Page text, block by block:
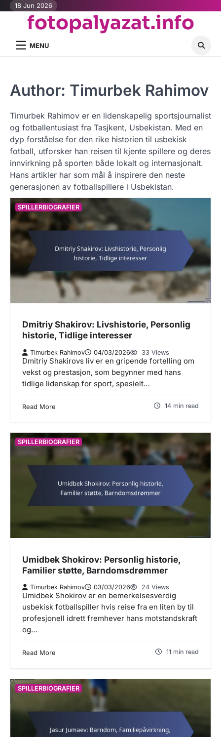
Skip18 Jun 2026
fotopalyazat.info
MENU
Author: Timurbek Rahimov
Timurbek Rahimov er en lidenskapelig sportsjournalist
og fotballentusiast fra Tasjkent, Usbekistan. Med en
dyp forståelse for den rike historien til usbekisk
fotball, utforsker han reisen til kjente spillere og deres
innvirkning på sporten både lokalt og internasjonalt.
Hans artikler har som mål å inspirere den neste
generasjonen av fotballspillere i Usbekistan.
SPILLERBIOGRAFIER
Dmitriy Shakirov: Livshistorie, Personlig
historie, Tidlige interesser
Timurbek Rahimov 04/03/2026 33 Views
Dmitriy Shakirovs liv er en gripende fortelling om
vekst og prestasjon, som begynner med hans
tidlige lidenskap for sport, spesielt…
Read More 14 min read
SPILLERBIOGRAFIER
Umidbek Shokirov: Personlig historie,
Familier støtte, Barndomsdrømmer
Timurbek Rahimov 03/03/2026 24 Views
Umidbek Shokirov er en bemerkelsesverdig
usbekisk fotballspiller hvis reise fra en liten by til
profesjonell idrett fremhever hans motstandskraft
og…
Read More 11 min read
SPILLERBIOGRAFIER